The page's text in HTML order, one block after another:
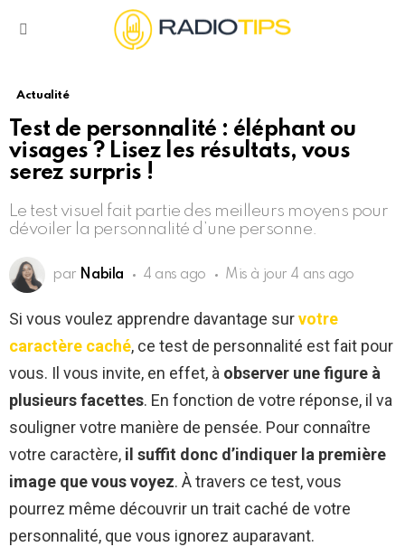
Actualité
Test de personnalité : éléphant ou
visages ? Lisez les résultats, vous
serez surpris !
Le test visuel fait partie des meilleurs moyens pour
dévoiler la personnalité d’une personne.
par Nabila 4 ans ago Mis à jour 4 ans ago
Si vous voulez apprendre davantage survotre
caractère caché, ce test de personnalité est fait pour
vous. Il vous invite, en effet, à observer une figure à
plusieurs facettes. En fonction de votre réponse, il va
souligner votre manière de pensée. Pour connaître
votre caractère, il suffit donc d’indiquer la première
image que vous voyez. À travers ce test, vous
pourrez même découvrir un trait caché de votre
personnalité, que vous ignorez auparavant.